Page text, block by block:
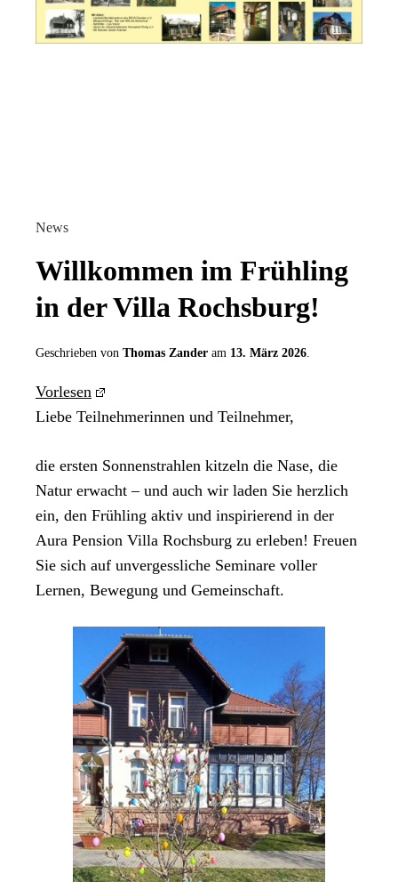
News
Willkommen im Frühling
in der Villa Rochsburg!
Geschrieben von Thomas Zander am 13. März 2026
Vorlesen
Liebe Teilnehmerinnen und Teilnehmer,
die ersten Sonnenstrahlen kitzeln die Nase, die
Natur erwacht – und auch wir laden Sie herzlich
ein, den Frühling aktiv und inspirierend in der
Aura Pension Villa Rochsburg zu erleben! Freuen
Sie sich auf unvergessliche Seminare voller
Lernen, Bewegung und Gemeinschaft.